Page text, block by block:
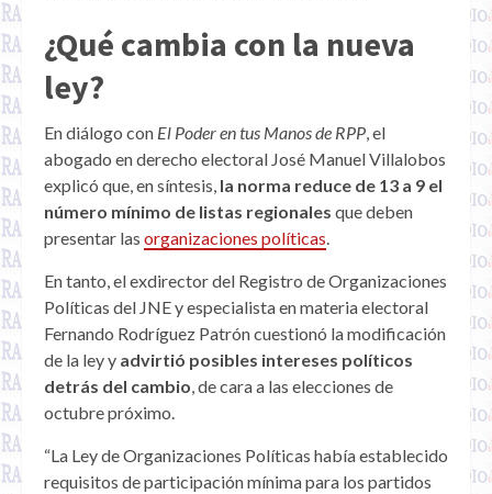
¿Qué cambia con la nueva
ley?
En diálogo con El Poder en tus Manos de RPP, el
abogado en derecho electoral José Manuel Villalobos
explicó que, en síntesis, la norma reduce de 13 a 9 el
número mínimo de listas regionales que deben
presentar las organizaciones políticas.
En tanto, el exdirector del Registro de Organizaciones
Políticas del JNE y especialista en materia electoral
Fernando Rodríguez Patrón cuestionó la modificación
de la ley y advirtió posibles intereses políticos
detrás del cambio, de cara a las elecciones de
octubre próximo.
“La Ley de Organizaciones Políticas había establecido
requisitos de participación mínima para los partidos